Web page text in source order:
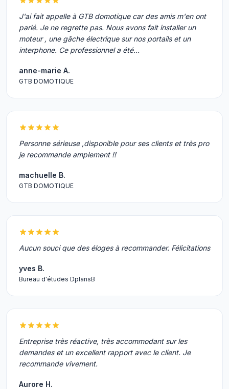
J'ai fait appelle à GTB domotique car des amis m'en ont
parlé. Je ne regrette pas. Nous avons fait installer un
moteur , une gâche électrique sur nos portails et un
interphone. Ce professionnel a été…
anne-marie A.
GTB DOMOTIQUE
Personne sérieuse ,disponible pour ses clients et très pro
je recommande amplement !!
machuelle B.
GTB DOMOTIQUE
Aucun souci que des éloges à recommander. Félicitations
yves B.
Bureau d'études DplansB
Entreprise très réactive, très accommodant sur les
demandes et un excellent rapport avec le client. Je
recommande vivement.
Aurore H.